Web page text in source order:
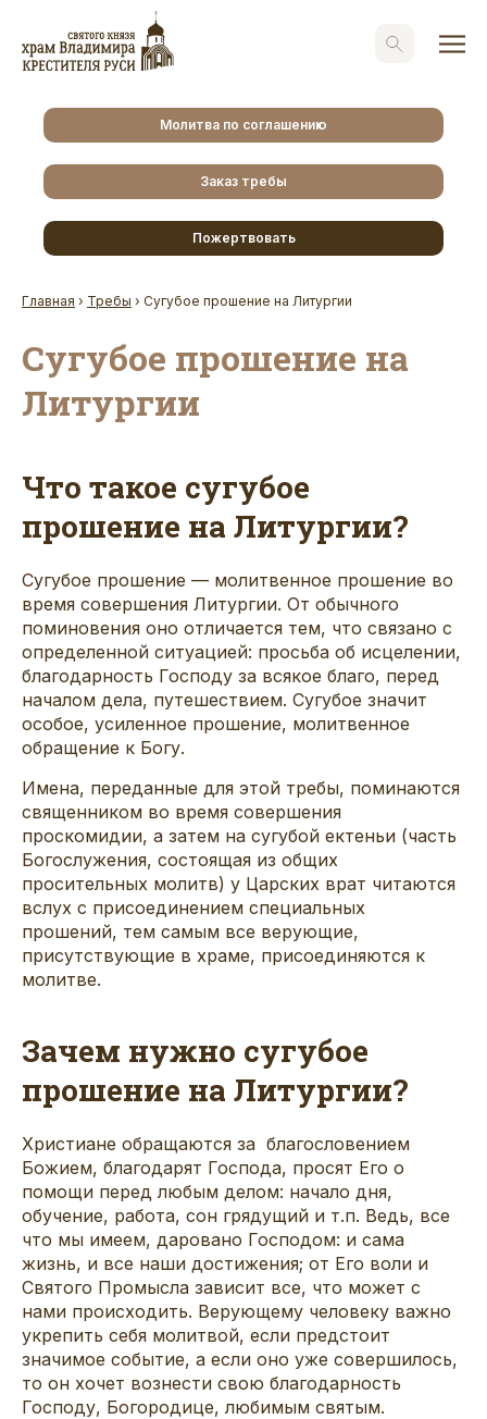
Молитва по соглашению
Заказ требы
Пожертвовать
Главная › Требы › Сугубое прошение на Литургии
Сугубое прошение на
Литургии
Что такое сугубое
прошение на Литургии?
Сугубое прошение — молитвенное прошение во
время совершения Литургии. От обычного
поминовения оно отличается тем, что связано с
определенной ситуацией: просьба об исцелении,
благодарность Господу за всякое благо, перед
началом дела, путешествием. Сугубое значит
особое, усиленное прошение, молитвенное
обращение к Богу.
Имена, переданные для этой требы, поминаются
священником во время совершения
проскомидии, а затем на сугубой ектеньи (часть
Богослужения, состоящая из общих
просительных молитв) у Царских врат читаются
вслух с присоединением специальных
прошений, тем самым все верующие,
присутствующие в храме, присоединяются к
молитве.
Зачем нужно сугубое
прошение на Литургии?
Христиане обращаются за благословением
Божием, благодарят Господа, просят Его о
помощи перед любым делом: начало дня,
обучение, работа, сон грядущий и т.п. Ведь, все
что мы имеем, даровано Господом: и сама
жизнь, и все наши достижения; от Его воли и
Святого Промысла зависит все, что может с
нами происходить. Верующему человеку важно
укрепить себя молитвой, если предстоит
значимое событие, а если оно уже совершилось,
то он хочет вознести свою благодарность
Господу, Богородице, любимым святым.